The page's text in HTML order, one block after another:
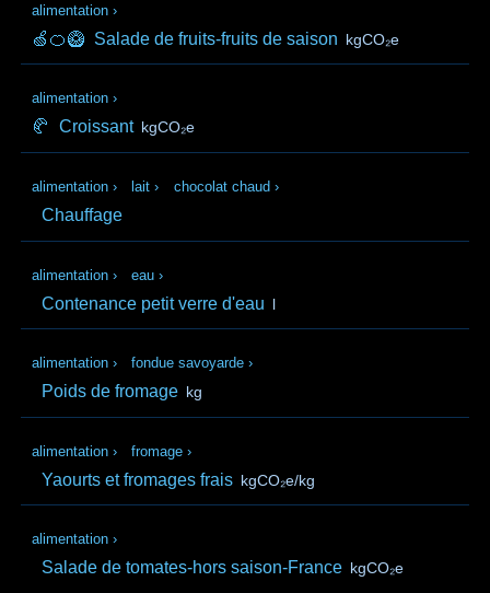
alimentation ›
🍏🍊🥝 Salade de fruits-fruits de saison kgCO₂e
alimentation ›
🥐 Croissant kgCO₂e
alimentation › lait › chocolat chaud ›
Chauffage
alimentation › eau ›
Contenance petit verre d'eau l
alimentation › fondue savoyarde ›
Poids de fromage kg
alimentation › fromage ›
Yaourts et fromages frais kgCO₂e/kg
alimentation ›
Salade de tomates-hors saison-France kgCO₂e